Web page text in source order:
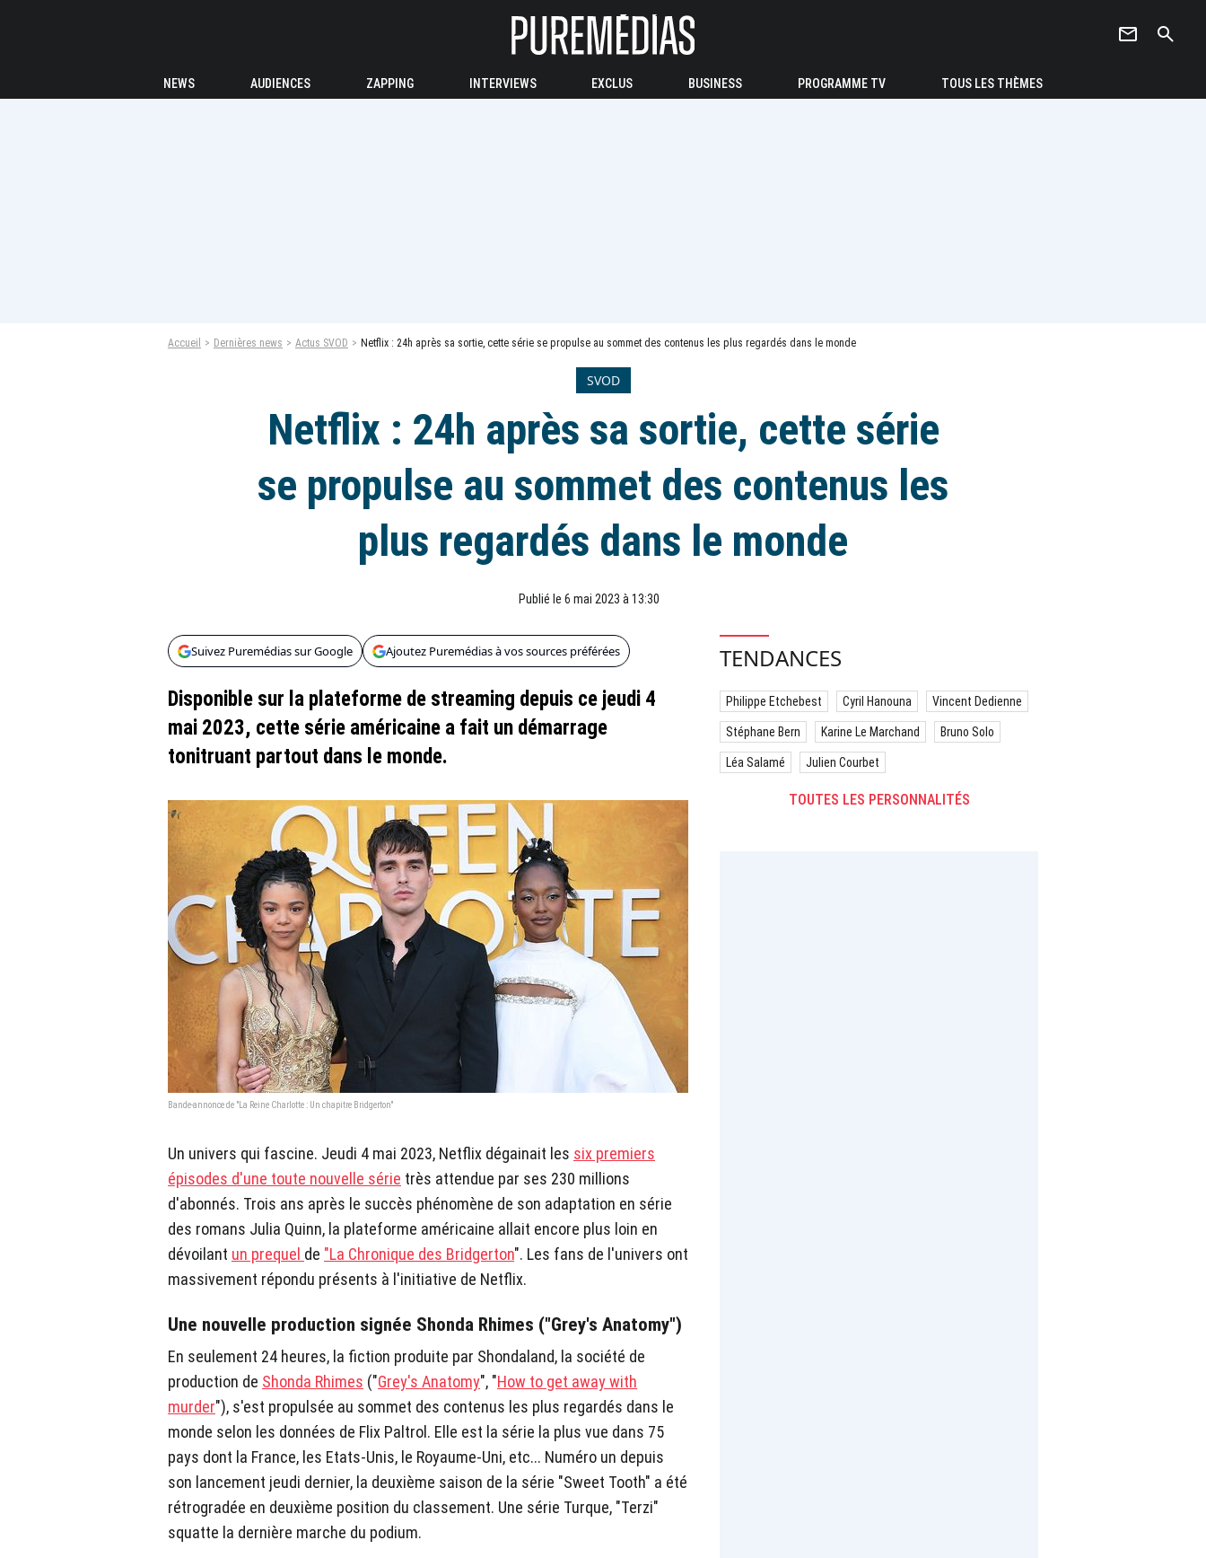
newsletter search
NEWS AUDIENCES ZAPPING INTERVIEWS EXCLUS BUSINESS PROGRAMME TV TOUS LES THÈMES
Accueil Dernières news Actus SVOD Netflix : 24h après sa sortie, cette série se propulse au sommet des contenus les plus regardés dans le monde
SVOD
Netflix : 24h après sa sortie, cette série
se propulse au sommet des contenus les
plus regardés dans le monde
Publié le 6 mai 2023 à 13:30
Suivez Puremédias sur Google Ajoutez Puremédias à vos sources préférées
Disponible sur la plateforme de streaming depuis ce jeudi 4
mai 2023, cette série américaine a fait un démarrage
tonitruant partout dans le monde.
Bande-annonce de "La Reine Charlotte : Un chapitre Bridgerton"
Un univers qui fascine. Jeudi 4 mai 2023, Netflix dégainait les six premiers
épisodes d'une toute nouvelle série très attendue par ses 230 millions
d'abonnés. Trois ans après le succès phénomène de son adaptation en série
des romans Julia Quinn, la plateforme américaine allait encore plus loin en
dévoilant un prequel de "La Chronique des Bridgerton". Les fans de l'univers ont
massivement répondu présents à l'initiative de Netflix.
Une nouvelle production signée Shonda Rhimes ("Grey's Anatomy")
En seulement 24 heures, la fiction produite par Shondaland, la société de
production de Shonda Rhimes ("Grey's Anatomy", "How to get away with
murder"), s'est propulsée au sommet des contenus les plus regardés dans le
monde selon les données de Flix Paltrol. Elle est la série la plus vue dans 75
pays dont la France, les Etats-Unis, le Royaume-Uni, etc... Numéro un depuis
son lancement jeudi dernier, la deuxième saison de la série "Sweet Tooth" a été
rétrogradée en deuxième position du classement. Une série Turque, "Terzi"
squatte la dernière marche du podium.
TENDANCES
Philippe Etchebest Cyril Hanouna Vincent Dedienne
Stéphane Bern Karine Le Marchand Bruno Solo
Léa Salamé Julien Courbet
TOUTES LES PERSONNALITÉS